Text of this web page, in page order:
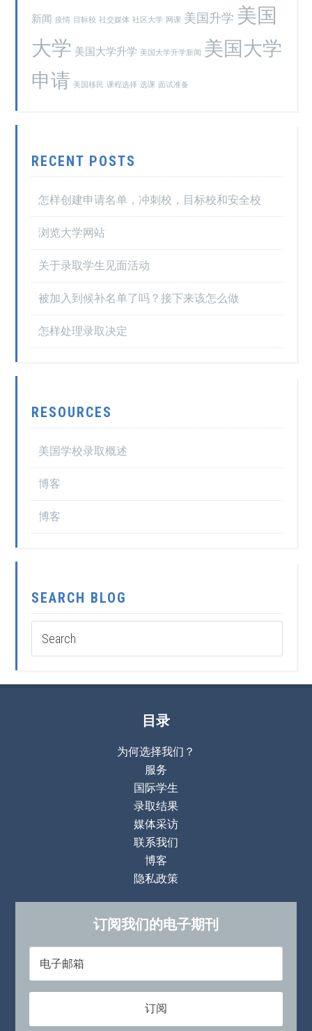
新闻 疫情 目标校 社交媒体 社区大学 网课 美国升学 美国
大学 美国大学升学 美国大学升学新闻 美国大学
申请 美国移民 课程选择 选课 面试准备
RECENT POSTS
怎样创建申请名单，冲刺校，目标校和安全校
浏览大学网站
关于录取学生见面活动
被加入到候补名单了吗？接下来该怎么做
怎样处理录取决定
RESOURCES
美国学校录取概述
博客
博客
SEARCH BLOG
目录
为何选择我们？
服务
国际学生
录取结果
媒体采访
联系我们
博客
隐私政策
订阅我们的电子期刊